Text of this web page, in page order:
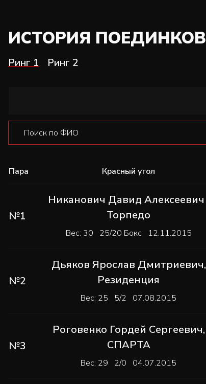
ИСТОРИЯ ПОЕДИНКОВ
Ринг 1 Ринг 2
Пара Красный угол
№1
Никанович Давид Алексеевич
Торпедо
Вес: 30 25/20 Бокс 12.11.2015
№2
Дьяков Ярослав Дмитриевич,
Резиденция
Вес: 25 5/2 07.08.2015
№3
Роговенко Гордей Сергеевич,
СПАРТА
Вес: 29 2/0 04.07.2015